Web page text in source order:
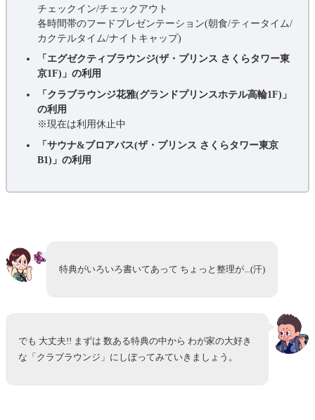
チェックイン/チェックアウト
各時間帯のフードプレゼンテーション(朝食/ティータイム/
カクテルタイム/ナイトキャップ)
「エグゼクティブラウンジ(ザ・プリンス さくらタワー東
京1F)」の利用
「クラブラウンジ花雅(グランドプリンスホテル高輪1F)」
の利用
※現在は利用休止中
「サウナ&ブロアバス(ザ・プリンス さくらタワー東京
B1)」の利用
特典がいろいろ書いてあって ちょっと整理が...(汗)
でも 大丈夫!! まずは 数ある特典の中から わが家の大好き
な「クラブラウンジ」にしぼってみていきましょう。